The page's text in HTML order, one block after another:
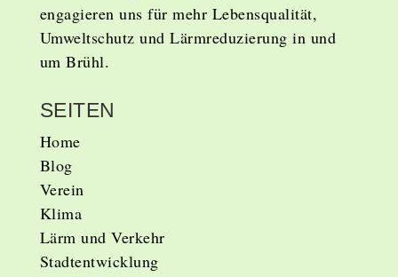
engagieren uns für mehr Lebensqualität,
Umweltschutz und Lärmreduzierung in und
um Brühl.
SEITEN
Home
Blog
Verein
Klima
Lärm und Verkehr
Stadtentwicklung